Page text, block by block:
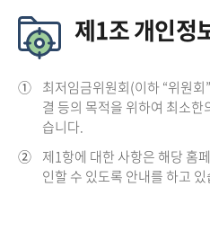
제1조 개인정
① 최저임금위원회(이하 “위원
결 등의 목적을 위하여 최소
습니다.
② 제1항에 대한 사항은 해당 홈
인할 수 있도록 안내를 하고